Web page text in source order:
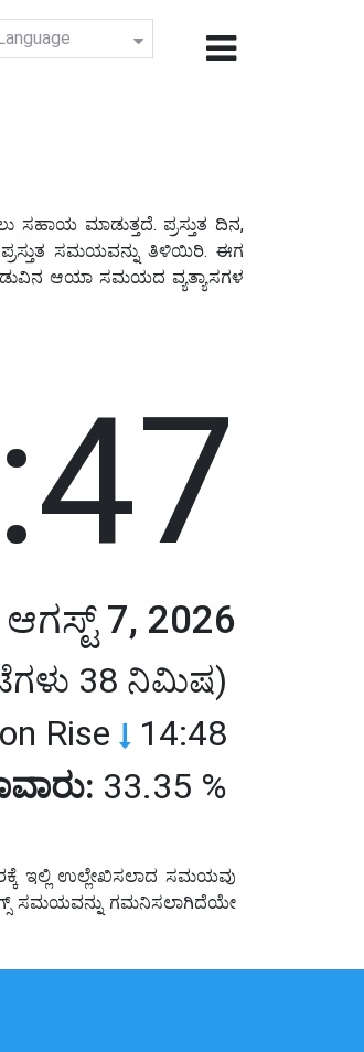
ಸಹಾಯ ಮಾಡುತ್ತದೆ. ಪ್ರಸ್ತುತ ದಿನ,
ಸಮಯವನ್ನು ತಿಳಿಯಿರಿ. ಈಗ
ಆಯಾ ಸಮಯದ ವ್ಯತ್ಯಾಸಗಳ
ಆಗಸ್ಟ್ 7, 2026
38 ನಿಮಿಷ)
Rise 14:48
33.35 %
ಇಲ್ಲಿ ಉಲ್ಲೇಖಿಸಲಾದ ಸಮಯವು
ಸಮಯವನ್ನು ಗಮನಿಸಲಾಗಿದೆಯೇ